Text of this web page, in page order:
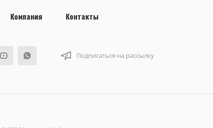
Компания Контакты
Подписаться на рассылку